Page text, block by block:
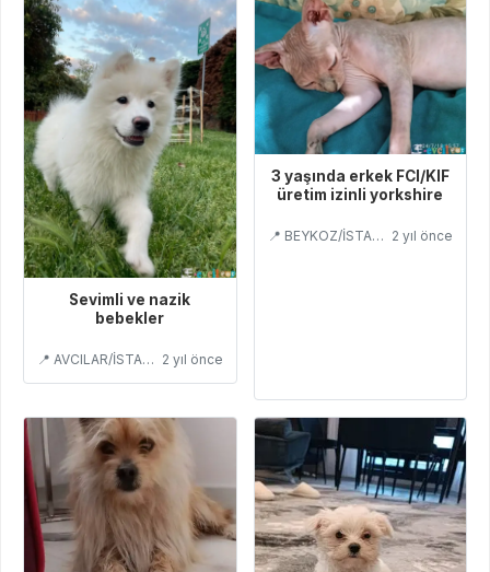
Sevimli ve nazik
bebekler
📍 AVCILAR/İSTANBUL 2 yıl önce
3 yaşında erkek FCI/KIF
üretim izinli yorkshire
📍 BEYKOZ/İSTANBUL 2 yıl önce